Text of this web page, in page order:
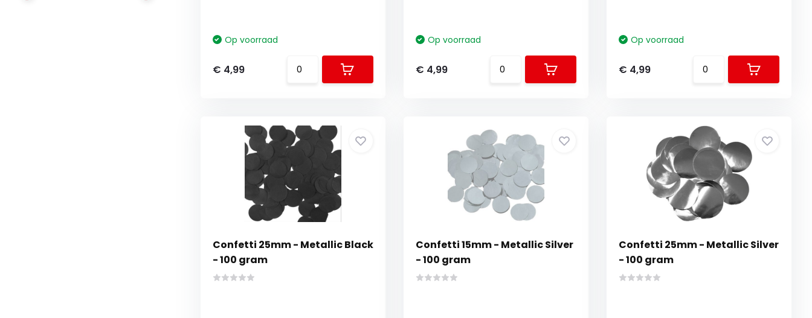
Op voorraad
€ 4,99
Op voorraad
€ 4,99
Op voorraad
€ 4,99
Confetti 25mm - Metallic Black
- 100 gram
Confetti 15mm - Metallic Silver
- 100 gram
Confetti 25mm - Metallic Silver
- 100 gram